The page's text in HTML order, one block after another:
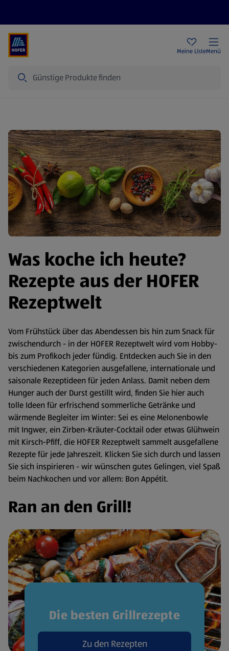
Meine ListeMenü
Was koche ich heute?
Rezepte aus der HOFER
Rezeptwelt
Vom Frühstück über das Abendessen bis hin zum Snack für
zwischendurch - in der HOFER Rezeptwelt wird vom Hobby-
bis zum Profikoch jeder fündig. Entdecken auch Sie in den
verschiedenen Kategorien ausgefallene, internationale und
saisonale Rezeptideen für jeden Anlass. Damit neben dem
Hunger auch der Durst gestillt wird, finden Sie hier auch
tolle Ideen für erfrischend sommerliche Getränke und
wärmende Begleiter im Winter: Sei es eine Melonenbowle
mit Ingwer, ein Zirben-Kräuter-Cocktail oder etwas Glühwein
mit Kirsch-Pfiff, die HOFER Rezeptwelt sammelt ausgefallene
Rezepte für jede Jahreszeit. Klicken Sie sich durch und lassen
Sie sich inspirieren - wir wünschen gutes Gelingen, viel Spaß
beim Nachkochen und vor allem: Bon Appétit.
Ran an den Grill!
Die besten Grillrezepte
Zu den Rezepten